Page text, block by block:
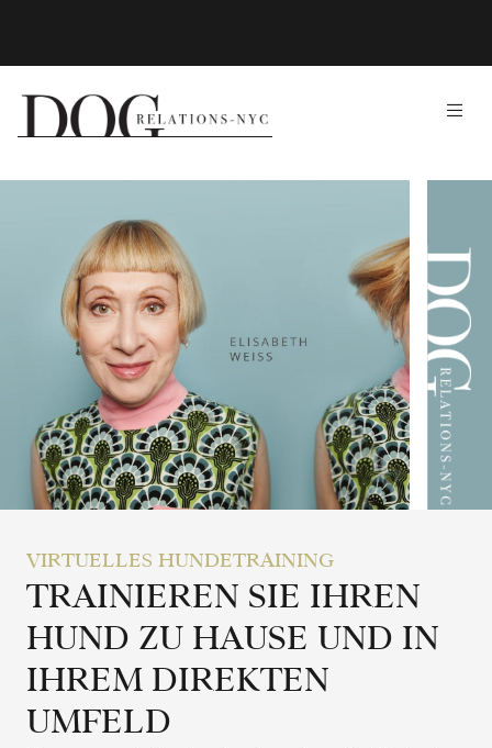
VIRTUELLES HUNDETRAINING
TRAINIEREN SIE IHREN
HUND ZU HAUSE UND IN
IHREM DIREKTEN
UMFELD